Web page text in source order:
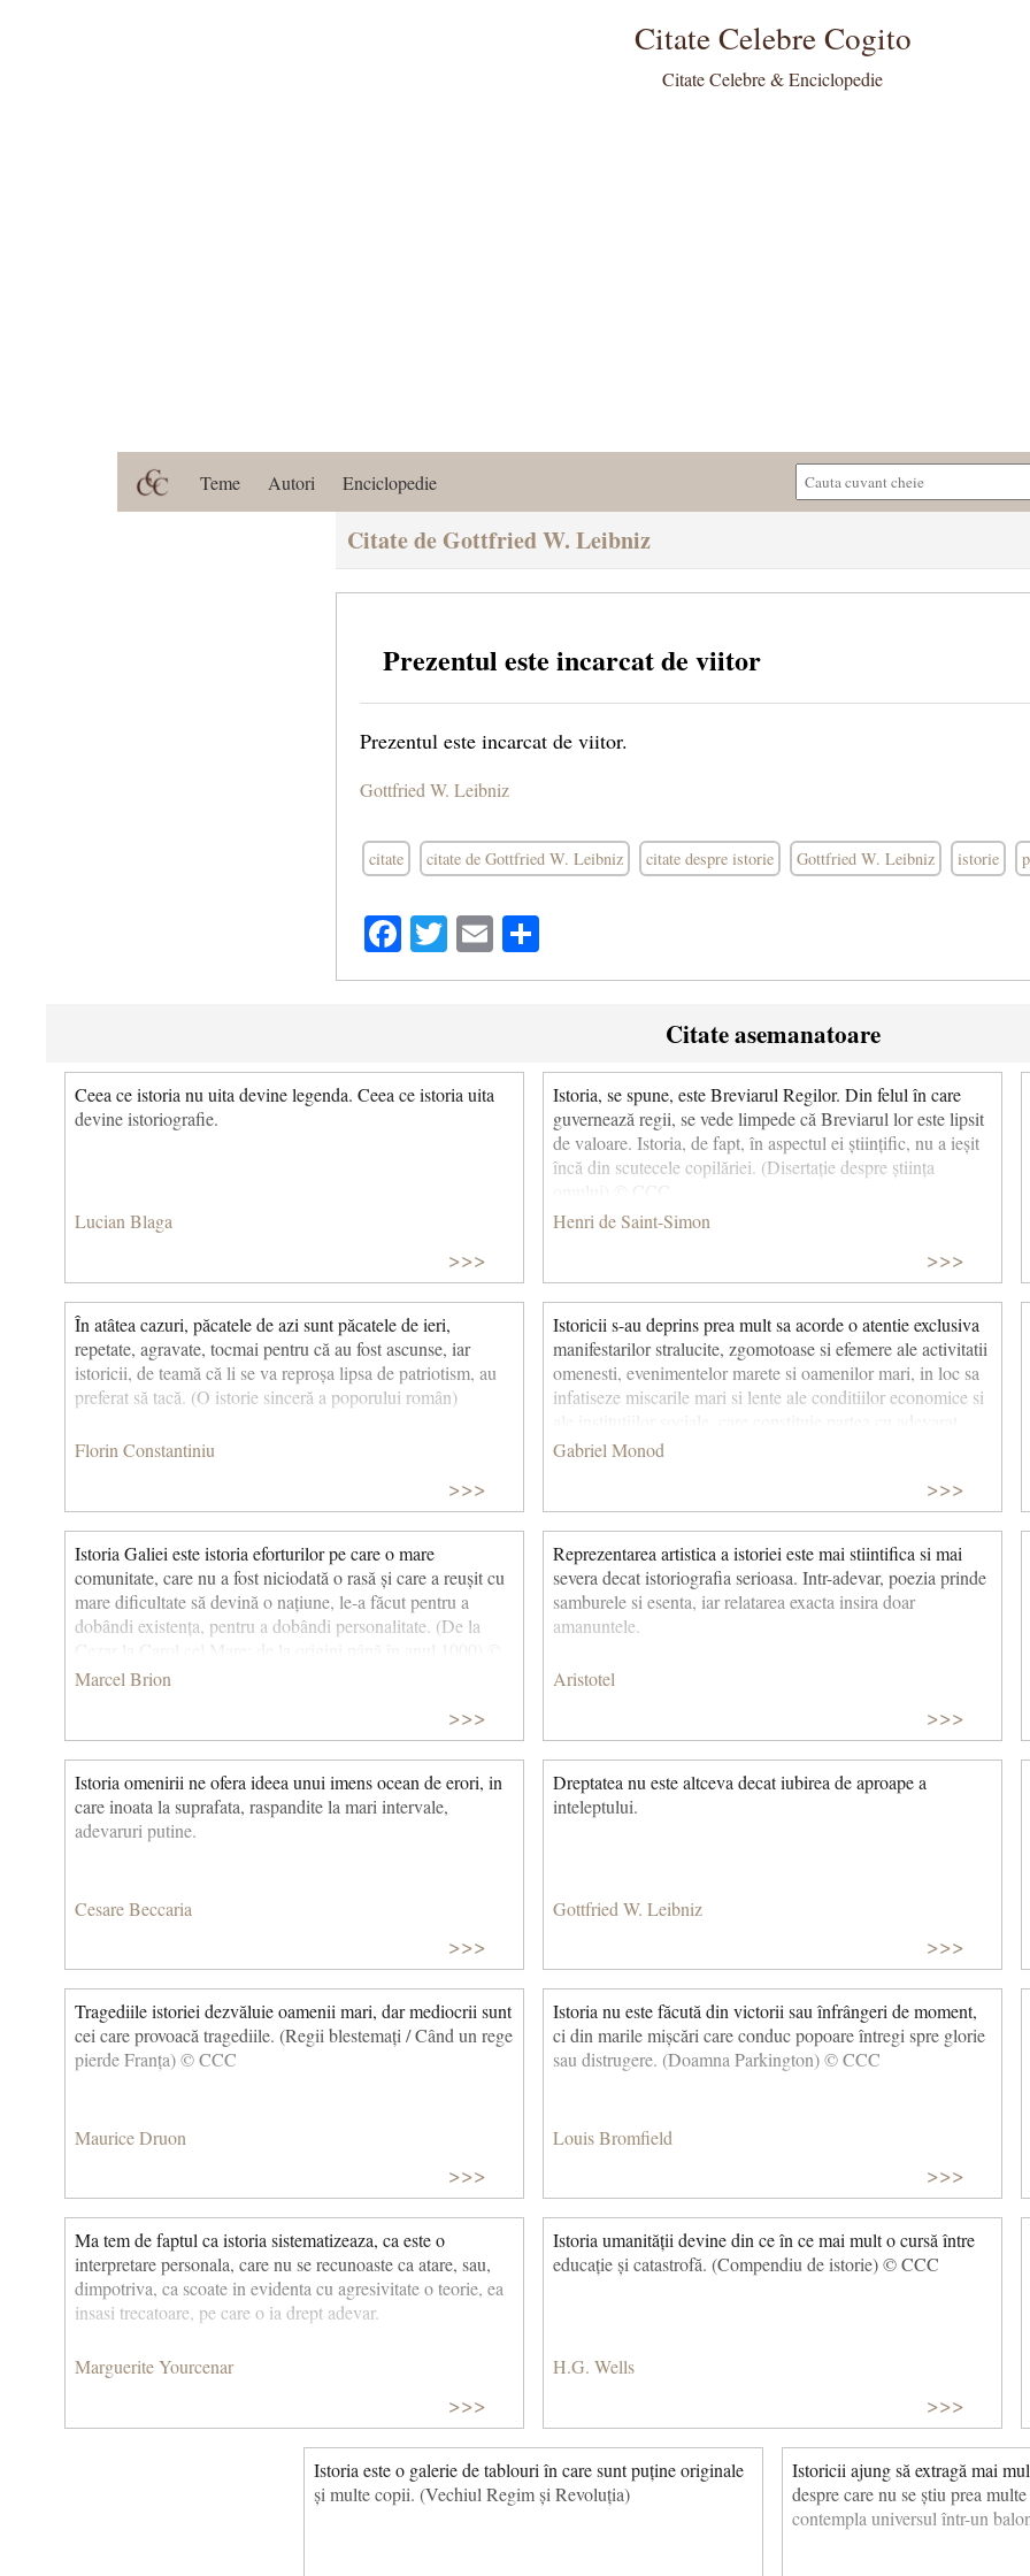
Citate Celebre Cogito
Citate Celebre & Enciclopedie
Teme Autori Enciclopedie
Citate de Gottfried W. Leibniz
Prezentul este incarcat de viitor
Prezentul este incarcat de viitor.
Gottfried W. Leibniz
citate citate de Gottfried W. Leibniz citate despre istorie Gottfried W. Leibniz istorie
Facebook
Twitter
Email
Citate asemanatoare
Ceea ce istoria nu uita devine legenda. Ceea ce istoria uita
devine istoriografie.
Lucian Blaga
>>>
Istoria, se spune, este Breviarul Regilor. Din felul în care
guvernează regii, se vede limpede că Breviarul lor este lipsit
de valoare. Istoria, de fapt, în aspectul ei științific, nu a ieșit
încă din scutecele copilăriei. (Disertație despre știința
Henri de Saint-Simon
>>>
În atâtea cazuri, păcatele de azi sunt păcatele de ieri,
repetate, agravate, tocmai pentru că au fost ascunse, iar
istoricii, de teamă că li se va reproșa lipsa de patriotism, au
preferat să tacă. (O istorie sinceră a poporului român)
Florin Constantiniu
>>>
Istoricii s-au deprins prea mult sa acorde o atentie exclusiva
manifestarilor stralucite, zgomotoase si efemere ale activitatii
omenesti, evenimentelor marete si oamenilor mari, in loc sa
infatiseze miscarile mari si lente ale conditiilor economice si
interesanta si durabila a evolutiei umane, parte care, intr-o
anumit grad poate fi supusa unei analize precise. Intr-adevar,
evenimentele si personalitatile importante sunt importante
tocmai ca indici si simboluri ale diferitelor momente ale
evolutiei mentionate.
Gabriel Monod
>>>
Istoria Galiei este istoria eforturilor pe care o mare
comunitate, care nu a fost niciodată o rasă și care a reușit cu
mare dificultate să devină o națiune, le-a făcut pentru a
dobândi existența, pentru a dobândi personalitate. (De la
Cezar la Carol cel Mare: de la origini până în anul 1000) ©
CCC
Marcel Brion
>>>
Reprezentarea artistica a istoriei este mai stiintifica si mai
severa decat istoriografia serioasa. Intr-adevar, poezia prinde
samburele si esenta, iar relatarea exacta insira doar
amanuntele.
Aristotel
>>>
Istoria omenirii ne ofera ideea unui imens ocean de erori, in
care inoata la suprafata, raspandite la mari intervale,
adevaruri putine.
Cesare Beccaria
>>>
Dreptatea nu este altceva decat iubirea de aproape a
inteleptului.
Gottfried W. Leibniz
>>>
Tragediile istoriei dezvăluie oamenii mari, dar mediocrii sunt
cei care provoacă tragediile. (Regii blestemați / Când un rege
pierde Franța) © CCC
Maurice Druon
>>>
Istoria nu este făcută din victorii sau înfrângeri de moment,
ci din marile mișcări care conduc popoare întregi spre glorie
sau distrugere. (Doamna Parkington) © CCC
Louis Bromfield
>>>
Ma tem de faptul ca istoria sistematizeaza, ca este o
interpretare personala, care nu se recunoaste ca atare, sau,
dimpotriva, ca scoate in evidenta cu agresivitate o teorie, ea
insasi trecatoare, pe care o ia drept adevar.
Marguerite Yourcenar
>>>
Istoria umanității devine din ce în ce mai mult o cursă între
educație și catastrofă. (Compendiu de istorie) © CCC
H.G. Wells
>>>
Istoria este o galerie de tablouri în care sunt puține originale
și multe copii. (Vechiul Regim și Revoluția)
Istoricii ajung să extragă mai
despre care nu se știu prea
contempla universul într-un